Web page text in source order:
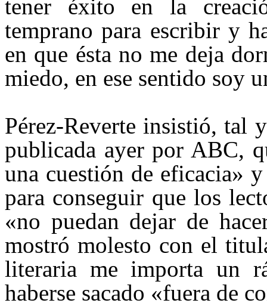
tener éxito en la
temprano para escribir y
en que ésta no me deja
miedo, en ese sentido soy
Pérez-Reverte insistió, tal
publicada ayer por ABC,
una cuestión de eficacia»
para conseguir que los
«no puedan dejar de
mostró molesto con el
literaria me importa un
haberse sacado «fuera de